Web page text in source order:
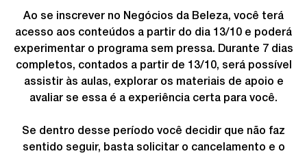
Ao se inscrever no Negócios da Beleza, você terá
acesso aos conteúdos a partir do dia 13/10 e poderá
experimentar o programa sem pressa. Durante 7 dias
completos, contados a partir de 13/10, será possível
assistir às aulas, explorar os materiais de apoio e
avaliar se essa é a experiência certa para você.
Se dentro desse período você decidir que não faz
sentido seguir, basta solicitar o cancelamento e o